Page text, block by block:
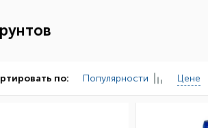
по: Популярности Цене